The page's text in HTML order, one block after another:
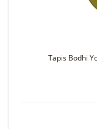
Tapis Bodhi